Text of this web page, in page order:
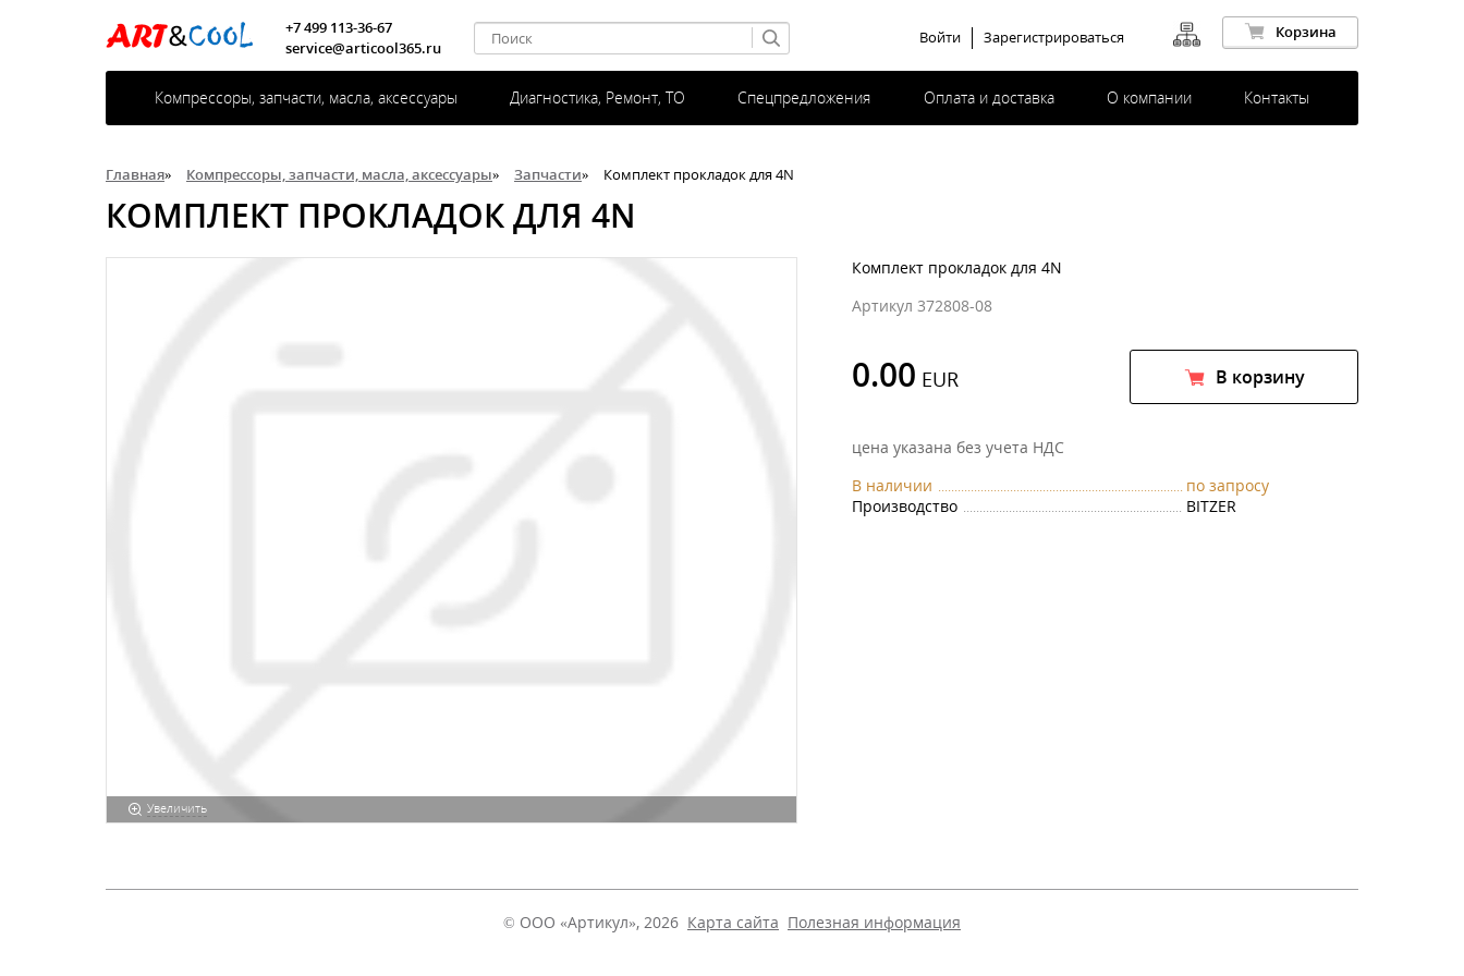
Компрессоры, запчасти, масла, аксессуары Диагностика, Ремонт, ТО Спецпредложения Оплата и доставка О компании Контакты
Корзина
Войти Зарегистрироваться
+7 499 113-36-67
service@articool365.ru
Главная» Компрессоры, запчасти, масла, аксессуары» Запчасти» Комплект прокладок для 4N
КОМПЛЕКТ ПРОКЛАДОК ДЛЯ 4N
Увеличить
Комплект прокладок для 4N
Артикул 372808-08
0.00 В корзину
цена указана без учета НДС
В наличии
по запросу
Производство
BITZER
© ООО «Артикул», 2026 Карта сайта Полезная информация